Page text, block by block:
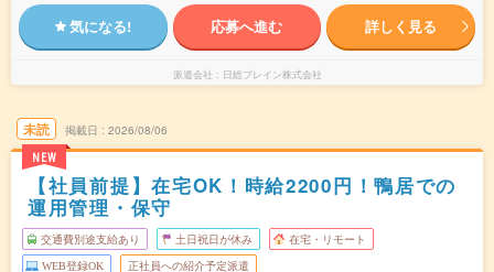
気になる! 応募へ進む 詳しく見る
派遣会社 日総ブレイン株式会社
未読
NEW
掲載日 2026/08/06
【社員前提】在宅OK！時給2200円！鴨居での
運用管理・保守
交通費別途支給あり 土日祝日が休み 在宅・リモート
WEB登録OK 正社員への紹介予定派遣